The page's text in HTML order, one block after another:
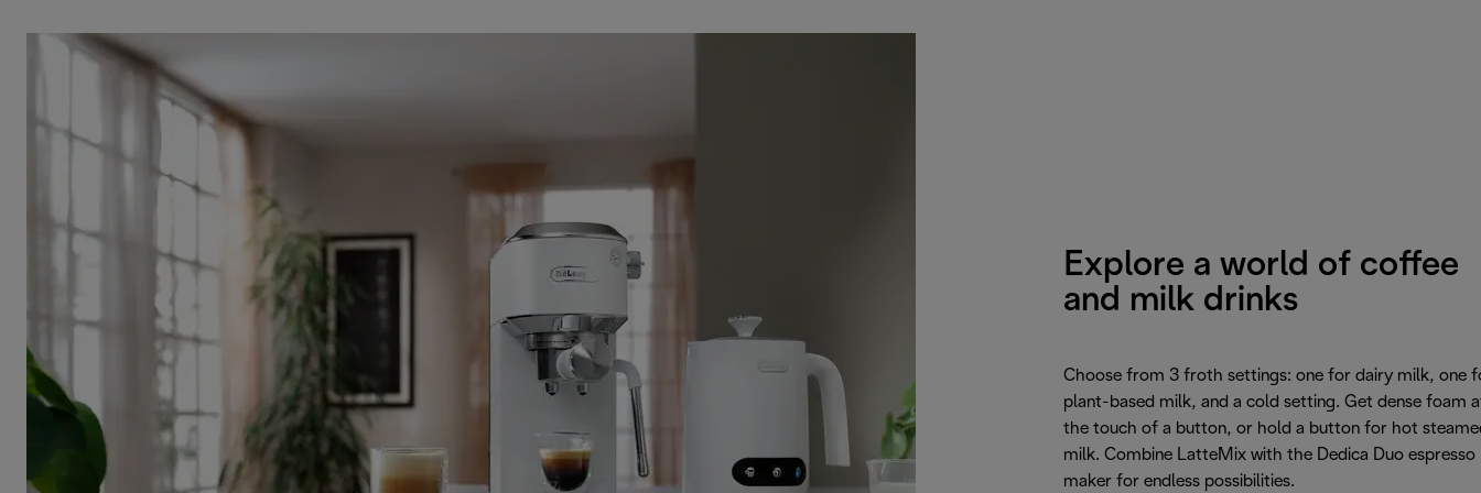
Explore a world of coffee
and milk drinks
Choose from 3 froth settings: one for dairy milk, one
plant-based milk, and a cold setting. Get dense foam
the touch of a button, or hold a button for hot
milk. Combine LatteMix with the Dedica Duo espresso
maker for endless possibilities.